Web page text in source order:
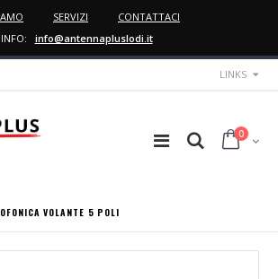
SERVIZI
CONTATTACI
INFO:
info@antennapluslodi.it
LINKS
0
VOLANTE 5 POLI